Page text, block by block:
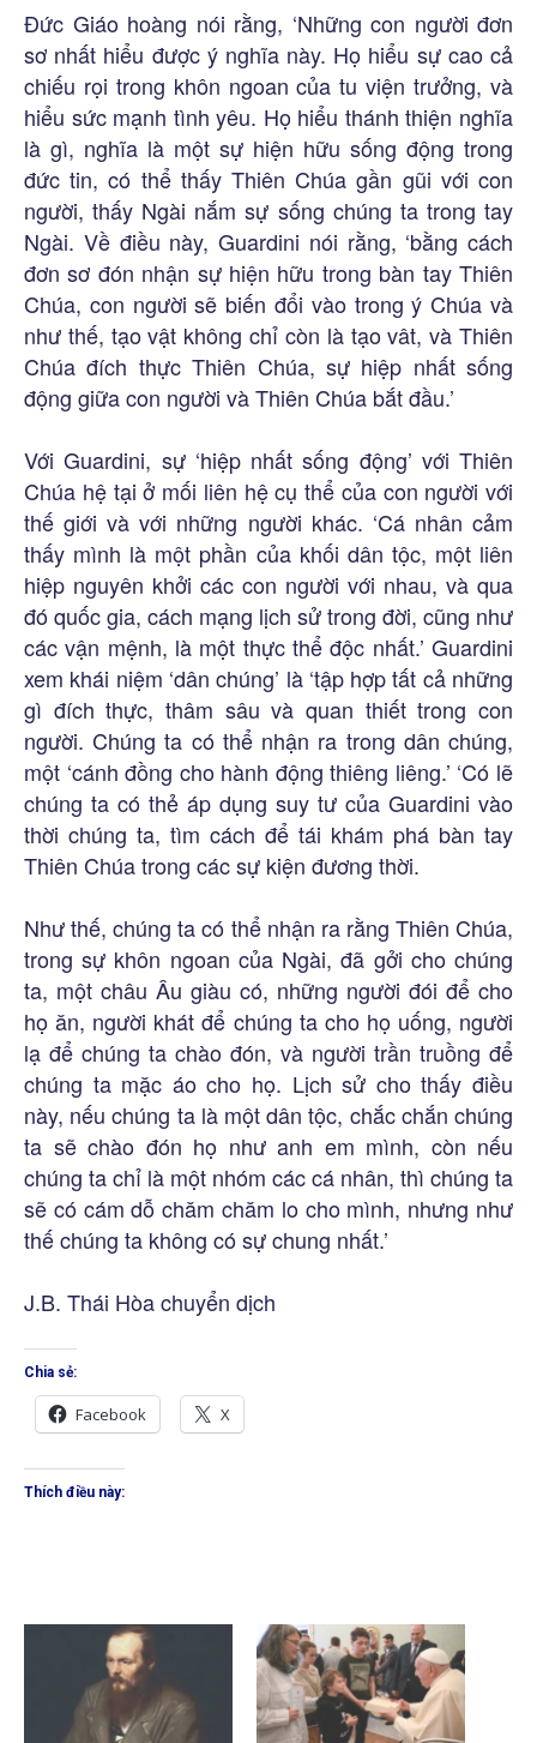
Đức Giáo hoàng nói rằng, ‘Những con người đơn
sơ nhất hiểu được ý nghĩa này. Họ hiểu sự cao cả
chiếu rọi trong khôn ngoan của tu viện trưởng, và
hiểu sức mạnh tình yêu. Họ hiểu thánh thiện nghĩa
là gì, nghĩa là một sự hiện hữu sống động trong
đức tin, có thể thấy Thiên Chúa gần gũi với con
người, thấy Ngài nắm sự sống chúng ta trong tay
Ngài. Về điều này, Guardini nói rằng, ‘bằng cách
đơn sơ đón nhận sự hiện hữu trong bàn tay Thiên
Chúa, con người sẽ biến đổi vào trong ý Chúa và
như thế, tạo vật không chỉ còn là tạo vât, và Thiên
Chúa đích thực Thiên Chúa, sự hiệp nhất sống
động giữa con người và Thiên Chúa bắt đầu.’
Với Guardini, sự ‘hiệp nhất sống động’ với Thiên
Chúa hệ tại ở mối liên hệ cụ thể của con người với
thế giới và với những người khác. ‘Cá nhân cảm
thấy mình là một phần của khối dân tộc, một liên
hiệp nguyên khởi các con người với nhau, và qua
đó quốc gia, cách mạng lịch sử trong đời, cũng như
các vận mệnh, là một thực thể độc nhất.’ Guardini
xem khái niệm ‘dân chúng’ là ‘tập hợp tất cả những
gì đích thực, thâm sâu và quan thiết trong con
người. Chúng ta có thể nhận ra trong dân chúng,
một ‘cánh đồng cho hành động thiêng liêng.’ ‘Có lẽ
chúng ta có thẻ áp dụng suy tư của Guardini vào
thời chúng ta, tìm cách để tái khám phá bàn tay
Thiên Chúa trong các sự kiện đương thời.
Như thế, chúng ta có thể nhận ra rằng Thiên Chúa,
trong sự khôn ngoan của Ngài, đã gởi cho chúng
ta, một châu Âu giàu có, những người đói để cho
họ ăn, người khát để chúng ta cho họ uống, người
lạ để chúng ta chào đón, và người trần truồng để
chúng ta mặc áo cho họ. Lịch sử cho thấy điều
này, nếu chúng ta là một dân tộc, chắc chắn chúng
ta sẽ chào đón họ như anh em mình, còn nếu
chúng ta chỉ là một nhóm các cá nhân, thì chúng ta
sẽ có cám dỗ chăm chăm lo cho mình, nhưng như
thế chúng ta không có sự chung nhất.’
J.B. Thái Hòa chuyển dịch
Chia sẻ:
Facebook X
Thích điều này: